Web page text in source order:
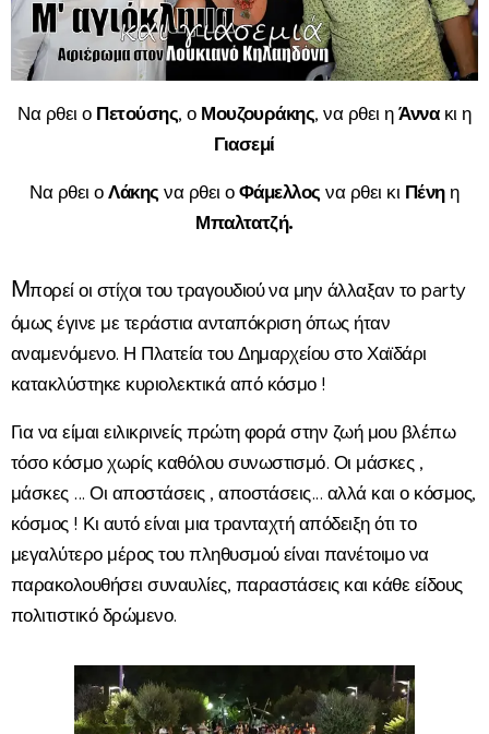
Να ρθει ο Πετούσης, ο Μουζουράκης, να ρθει ηΆννακι η
Γιασεμί
Να ρθει οΛάκηςνα ρθει οΦάμελλοςνα ρθει κι Πένηη
Μπαλτατζή.
Μπορεί οι στίχοι του τραγουδιού να μην άλλαξαν το party
όμως έγινε με τεράστια ανταπόκριση όπως ήταν
αναμενόμενο. Η Πλατεία του Δημαρχείου στο Χαϊδάρι
κατακλύστηκε κυριολεκτικά από κόσμο !
Για να είμαι ειλικρινείς πρώτη φορά στην ζωή μου βλέπω
τόσο κόσμο χωρίς καθόλου συνωστισμό. Οι μάσκες ,
μάσκες ... Οι αποστάσεις , αποστάσεις... αλλά και ο κόσμος,
κόσμος ! Κι αυτό είναι μια τρανταχτή απόδειξη ότι το
μεγαλύτερο μέρος του πληθυσμού είναι πανέτοιμο να
παρακολουθήσει συναυλίες, παραστάσεις και κάθε είδους
πολιτιστικό δρώμενο.